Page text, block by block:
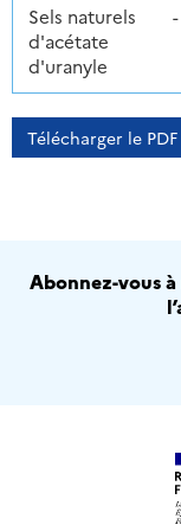
Sels naturels
d'acétate
d'uranyle
-
Télécharger le
Abonnez-vous